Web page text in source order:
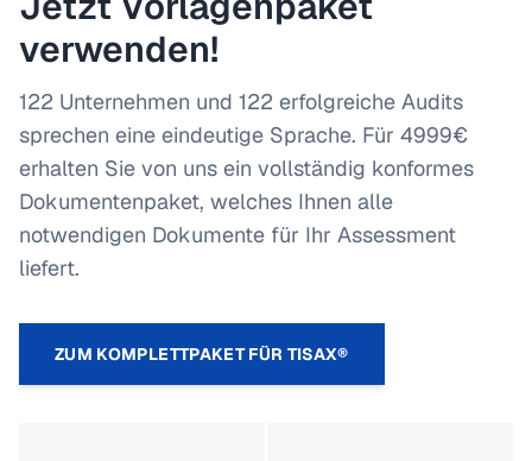
verwenden!
122 Unternehmen und 122 erfolgreiche Audits
sprechen eine eindeutige Sprache. Für 4999€
erhalten Sie von uns ein vollständig konformes
Dokumentenpaket, welches Ihnen alle
notwendigen Dokumente für Ihr Assessment
liefert.
ZUM KOMPLETTPAKET FÜR TISAX®